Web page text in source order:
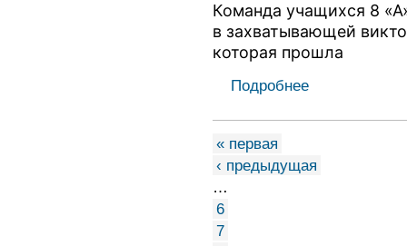
Команда учащихся 8
в захватывающей
которая прошла
Подробнее
« первая
‹ предыдущая
…
6
7